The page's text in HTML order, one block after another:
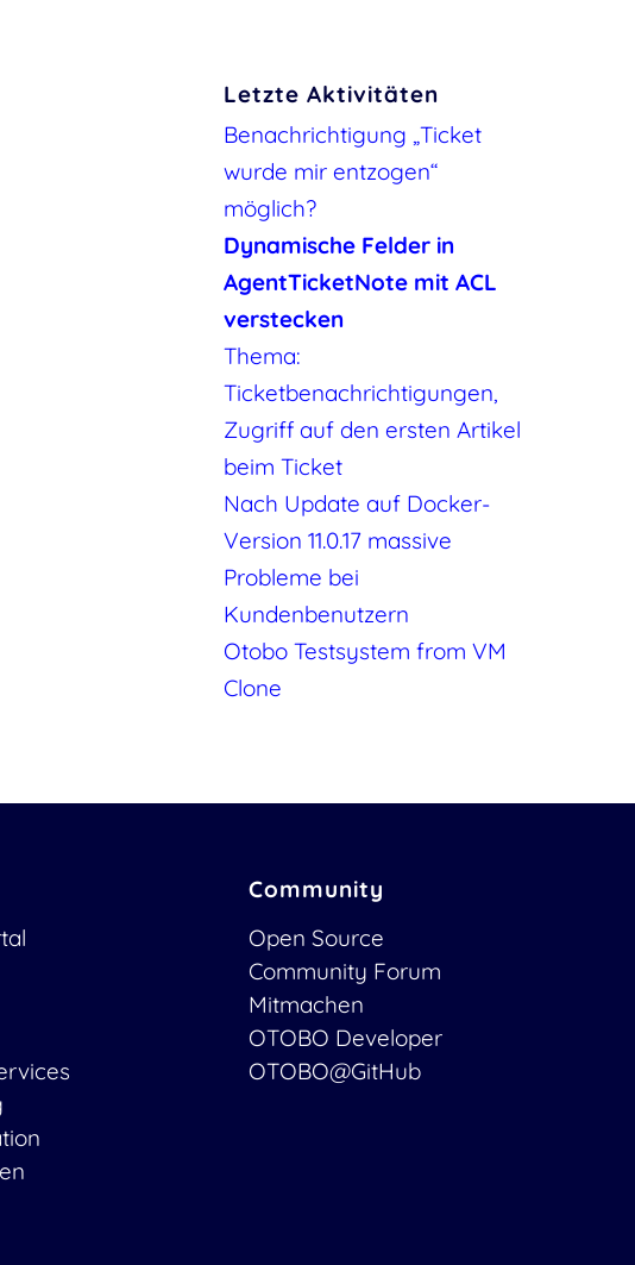
Letzte Aktivitäten
Benachrichtigung „Ticket
wurde mir entzogen“
möglich?
Dynamische Felder in
AgentTicketNote mit ACL
verstecken
Thema:
Ticketbenachrichtigungen,
Zugriff auf den ersten Artikel
beim Ticket
Nach Update auf Docker-
Version 11.0.17 massive
Probleme bei
Kundenbenutzern
Otobo Testsystem from VM
Clone
Community
Open Source
Community Forum
Mitmachen
OTOBO Developer
OTOBO@GitHub